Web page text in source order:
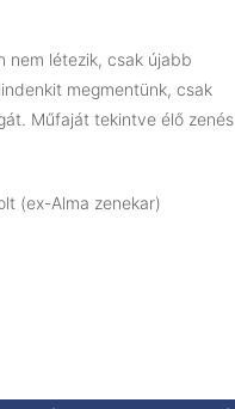
nem létezik, csak újabb
megmentünk, csak
Műfaját tekintve élő zenés
(ex-Alma zenekar)